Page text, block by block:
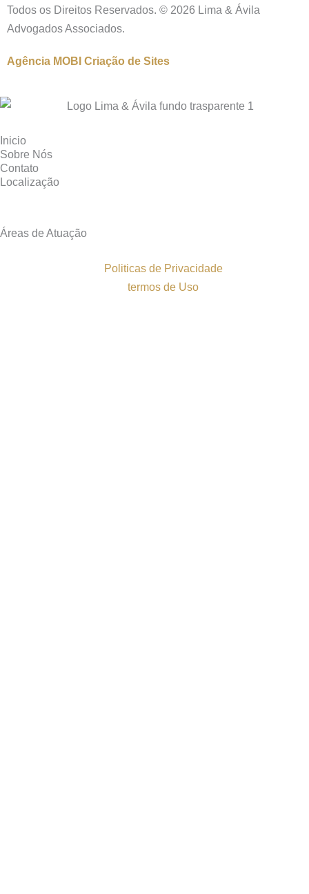
Todos os Direitos Reservados. © 2026 Lima & Ávila
Advogados Associados.
Agência MOBI Criação de Sites
Inicio
Sobre Nós
Contato
Localização
Áreas de Atuação
Politicas de Privacidade
termos de Uso